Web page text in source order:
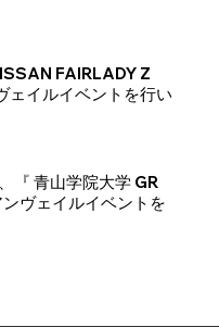
FAIRLADY Z
ェイルイベントを行い
『 青山学院大学 GR
ヴェイルイベントを